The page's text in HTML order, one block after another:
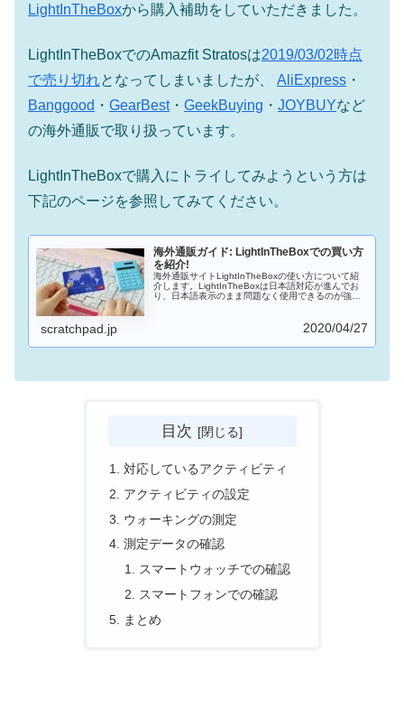
LightInTheBoxから購入補助をしていただきました。
LightInTheBoxでのAmazfit Stratosは2019/03/02時点
で売り切れとなってしまいましたが、 AliExpress ・
Banggood ・ GearBest・ GeekBuying ・ JOYBUYなど
の海外通販で取り扱っています。
LightInTheBoxで購入にトライしてみようという方は
下記のページを参照してみてください。
海外通販ガイド: LightInTheBoxでの買い方
を紹介!
海外通販サイトLightInTheBoxの使い方について紹
介します。LightInTheBoxは日本語対応が進んでお
り、日本語表示のまま問題なく使用できるのが強み
入可能です。一方、難点は送料がわかりにくい点だ
と思います。安いと思っても、注文画面の送料を見
てがっかりするケースが何度かありました。この点
scratchpad.jp 2020/04/27
目次
対応しているアクティビティ
アクティビティの設定
ウォーキングの測定
測定データの確認
スマートウォッチでの確認
スマートフォンでの確認
まとめ